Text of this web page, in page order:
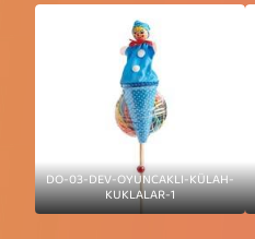
DO-03-DEV-OYUNCAKLI-KÜLAH-
KUKLALAR-1